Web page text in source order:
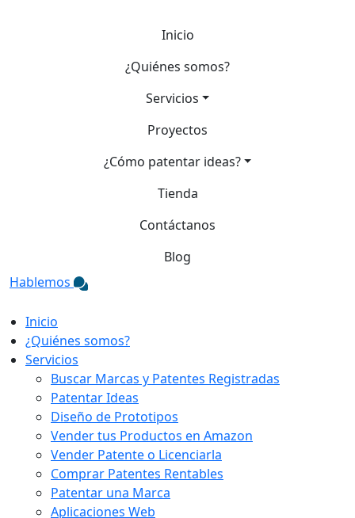
Inicio
¿Quiénes somos?
Servicios
Proyectos
¿Cómo patentar ideas?
Tienda
Contáctanos
Blog
Hablemos
Inicio
¿Quiénes somos?
Servicios
Buscar Marcas y Patentes Registradas
Patentar Ideas
Diseño de Prototipos
Vender tus Productos en Amazon
Vender Patente o Licenciarla
Comprar Patentes Rentables
Patentar una Marca
Aplicaciones Web